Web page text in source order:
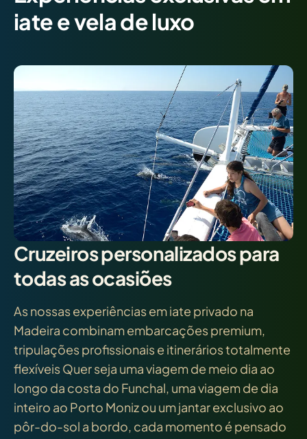
iate e vela de luxo
Cruzeiros personalizados para
todas as ocasiões
As nossas experiências em iate privado na
Madeira combinam embarcações premium,
tripulações profissionais e itinerários totalmente
flexíveis Quer seja uma viagem de meio dia ao
longo da costa do Funchal, uma viagem de dia
inteiro ao Porto Moniz ou um jantar exclusivo ao
pôr-do-sol a bordo, cada momento é pensado